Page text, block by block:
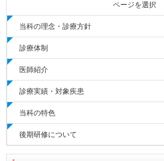
ページを選択
当科の理念・診療方針
診療体制
医師紹介
診療実績・対象疾患
当科の特色
後期研修について